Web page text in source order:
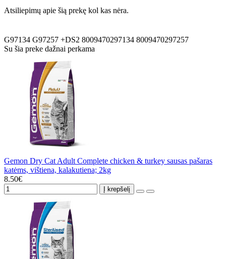
Atsiliepimų apie šią prekę kol kas nėra.
G97134 G97257 +DS2 8009470297134 8009470297257
Su šia preke dažnai perkama
Gemon Dry Cat Adult Complete chicken & turkey sausas pašaras
katėms, vištiena, kalakutiena; 2kg
8.50€
Į krepšelį